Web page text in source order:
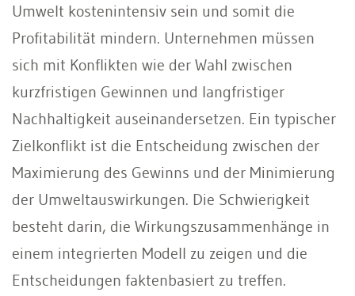
Umwelt kostenintensiv sein und somit die
Profitabilität mindern. Unternehmen müssen
sich mit Konflikten wie der Wahl zwischen
kurzfristigen Gewinnen und langfristiger
Nachhaltigkeit auseinandersetzen. Ein typischer
Zielkonflikt ist die Entscheidung zwischen der
Maximierung des Gewinns und der Minimierung
der Umweltauswirkungen. Die Schwierigkeit
besteht darin, die Wirkungszusammenhänge in
einem integrierten Modell zu zeigen und die
Entscheidungen faktenbasiert zu treffen.